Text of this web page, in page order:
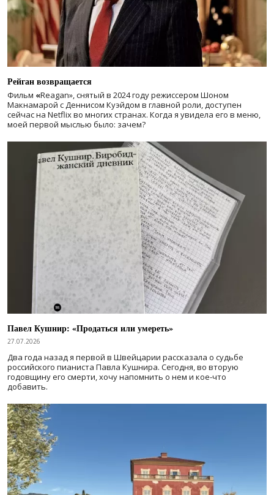
Рейган возвращается
Фильм «Reagan», снятый в 2024 годурежиссером Шоном
Макнамарой с Деннисом Куэйдом в главной роли, доступен
сейчас на Netflix во многих странах. Когда я увидела его в меню,
моей первой мыслью было: зачем?
Павел Кушнир: «Продаться или умереть»
27.07.2026
Два года назад я первой в Швейцарии рассказала о судьбе
российского пианиста Павла Кушнира. Сегодня, во вторую
годовщину его смерти, хочу напомнить о нем и кое-что
добавить.